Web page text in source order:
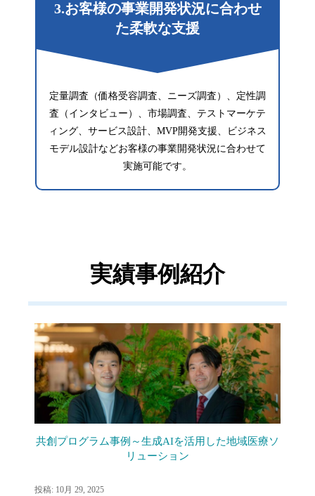
3.お客様の事業開発状況に合わせ
た柔軟な支援
定量調査（価格受容調査、ニーズ調査）、定性調
査（インタビュー）、市場調査、テストマーケテ
ィング、サービス設計、MVP開発支援、ビジネス
モデル設計などお客様の事業開発状況に合わせて
実施可能です。
実績事例紹介
共創プログラム事例～生成AIを活用した地域医療ソ
リューション
投稿: 10月 29, 2025